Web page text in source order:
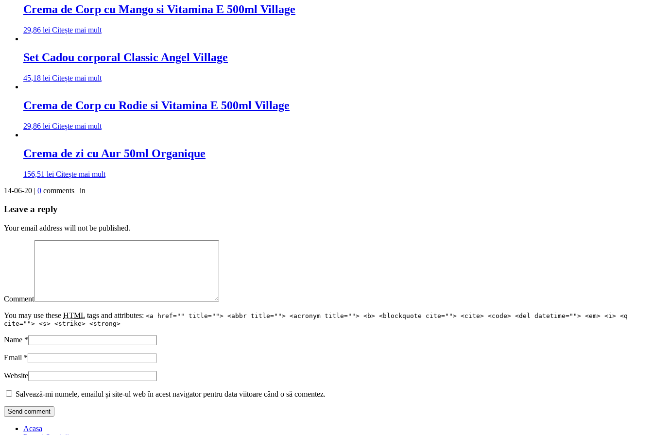
Crema de Corp cu Mango si Vitamina E 500ml Village
29,86 lei Citește mai mult
Set Cadou corporal Classic Angel Village
45,18 lei Citește mai mult
Crema de Corp cu Rodie si Vitamina E 500ml Village
29,86 lei Citește mai mult
Crema de zi cu Aur 50ml Organique
156,51 lei Citește mai mult
14-06-20 | 0 comments | in
Leave a reply
Your email address will not be published.
Comment
You may use these HTML tags and attributes: <a href="" title=""> <abbr title=""> <acronym title=""> <b> <blockquote cite=""> <cite> <code> <del datetime=""> <em> <i> <q
cite=""> <s> <strike> <strong>
Name *
Email *
Website
Salvează-mi numele, emailul și site-ul web în acest navigator pentru data viitoare când o să comentez.
Acasa